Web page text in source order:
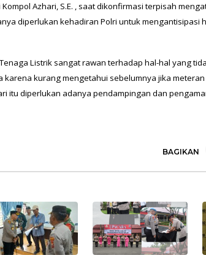
Azhari, S.E. , saat dikonfirmasi terpisah
diperlukan kehadiran Polri untuk mengantisipasi
Listrik sangat rawan terhadap hal-hal yang
karena kurang mengetahui sebelumnya jika
itu diperlukan adanya pendampingan dan
BAGIKAN